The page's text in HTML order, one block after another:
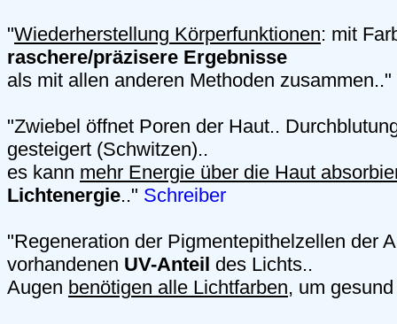
"Wiederherstellung Körperfunktionen: mit
raschere/präzisere Ergebnisse
als mit allen anderen Methoden zusammen.."
"Zwiebel öffnet Poren der Haut..
gesteigert (Schwitzen)..
es kann mehr Energie über die Haut
Lichtenergie.." Schreiber
"Regeneration der Pigmentepithelzellen der
vorhandenen UV-Anteil des Lichts..
Augen benötigen alle Lichtfarben, um